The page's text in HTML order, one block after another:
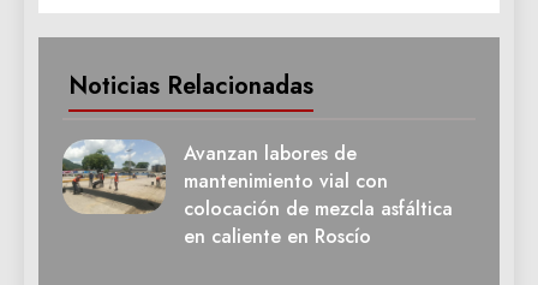
Noticias Relacionadas
Avanzan labores de
mantenimiento vial con
colocación de mezcla asfáltica
en caliente en Roscío